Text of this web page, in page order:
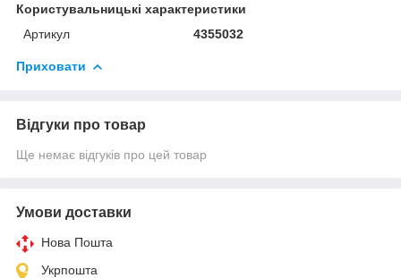
Користувальницькі характеристики
Артикул
4355032
Приховати
Відгуки про товар
Ще немає відгуків про цей товар
Умови доставки
Нова Пошта
Укрпошта